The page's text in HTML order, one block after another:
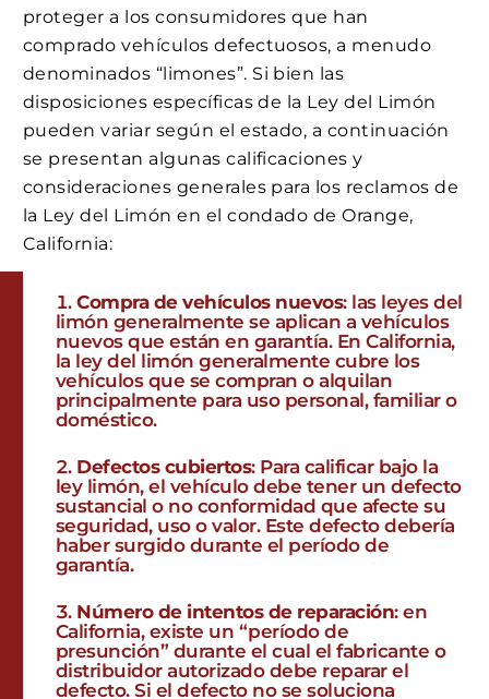
proteger a los consumidores que han
comprado vehículos defectuosos, a menudo
denominados “limones”. Si bien las
disposiciones específicas de la Ley del Limón
pueden variar según el estado, a continuación
se presentan algunas calificaciones y
consideraciones generales para los reclamos de
la Ley del Limón en el condado de Orange,
California:
Compra de vehículos nuevos: las leyes del
limón generalmente se aplican a vehículos
nuevos que están en garantía. En California,
la ley del limón generalmente cubre los
vehículos que se compran o alquilan
principalmente para uso personal, familiar o
doméstico.
Defectos cubiertos: Para calificar bajo la
ley limón, el vehículo debe tener un defecto
sustancial o no conformidad que afecte su
seguridad, uso o valor. Este defecto debería
haber surgido durante el período de
garantía.
Número de intentos de reparación: en
California, existe un “período de
presunción” durante el cual el fabricante o
distribuidor autorizado debe reparar el
defecto. Si el defecto no se soluciona